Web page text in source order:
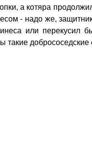
а котяра
- надо же,
или перекусил
такие добрососедские